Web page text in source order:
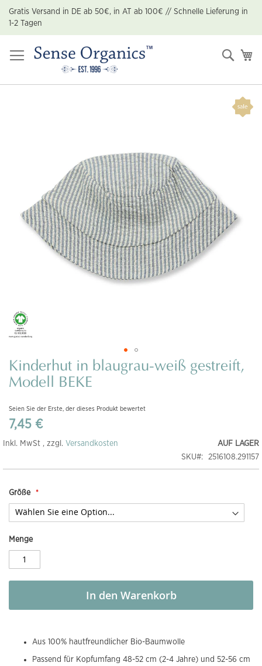
Zum
Inhalt
springen
Gratis Versand in DE ab 50€, in AT ab 100€ // Schnelle Lieferung in
1-2 Tagen
Suche
Zum
Anfang
der
springen
Kinderhut in blaugrau-weiß gestreift,
Modell BEKE
Seien Sie der Erste, der dieses Produkt bewertet
7,45 €
AUF LAGER
SKU
2516108.291157
Inkl. MwSt , zzgl. Versandkosten
Größe
Menge
In den Warenkorb
Aus 100% hautfreundlicher Bio-Baumwolle
Passend für Kopfumfang 48-52 cm (2-4 Jahre) und 52-56 cm